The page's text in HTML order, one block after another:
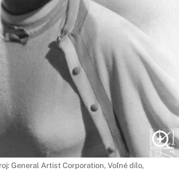
General Artist Corporation, Voľné dílo,